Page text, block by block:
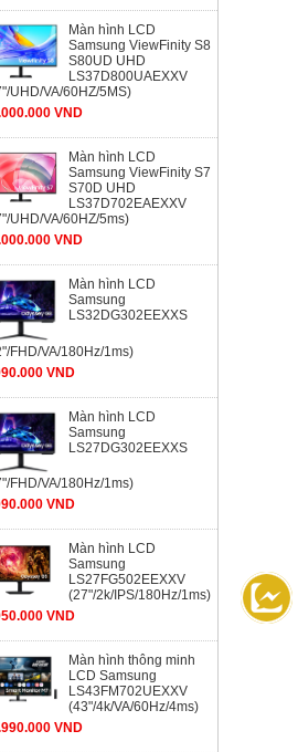
Màn hình LCD
Samsung ViewFinity S8
S80UD UHD
LS37D800UAEXXV
UHD/VA/60HZ/5MS)
VND
Màn hình LCD
Samsung ViewFinity S7
S70D UHD
LS37D702EAEXXV
UHD/VA/60HZ/5ms)
VND
Màn hình LCD
Samsung
LS32DG302EEXXS
FHD/VA/180Hz/1ms)
VND
Màn hình LCD
Samsung
LS27DG302EEXXS
FHD/VA/180Hz/1ms)
VND
Màn hình LCD
Samsung
LS27FG502EEXXV
(27"/2k/IPS/180Hz/1ms)
VND
Màn hình thông minh
LCD Samsung
LS43FM702UEXXV
(43"/4k/VA/60Hz/4ms)
VND